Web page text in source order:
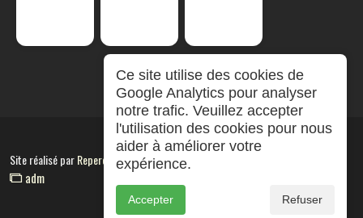
Site réalisé parRepereCom
adm
Ce site utilise des cookies de
Google Analytics pour analyser
notre trafic. Veuillez accepter
l'utilisation des cookies pour nous
aider à améliorer votre
expérience.
Accepter Refuser